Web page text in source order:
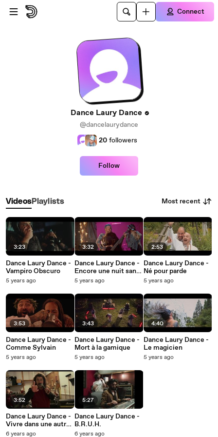
Skip to main content
Connect
Dance Laury Dance
@dancelaurydance
20 followers
Follow
VideosPlaylists Most recent
3:23
Dance Laury Dance -
Vampiro Obscuro
5 years ago
3:53
Dance Laury Dance -
Comme Sylvain
5 years ago
3:52
Dance Laury Dance -
Vivre dans une autre
ville
6 years ago
3:32
Dance Laury Dance -
Encore une nuit sans
journée
5 years ago
3:43
Dance Laury Dance -
Mort à la gamique
5 years ago
5:27
Dance Laury Dance -
B.R.U.H.
6 years ago
2:53
Dance Laury Dance -
Né pour parde
5 years ago
4:40
Dance Laury Dance -
Le magicien
5 years ago